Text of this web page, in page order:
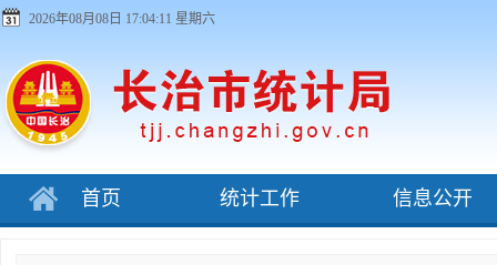
2026年08月08日 17:04:11 星期六
首页 统计工作 信息公开